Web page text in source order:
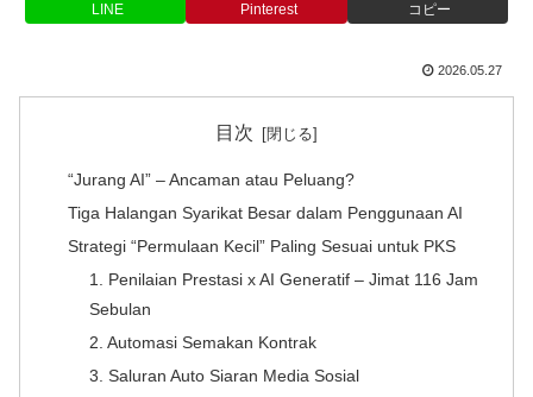
LINE Pinterest コピー
2026.05.27
目次
“Jurang AI” – Ancaman atau Peluang?
Tiga Halangan Syarikat Besar dalam Penggunaan AI
Strategi “Permulaan Kecil” Paling Sesuai untuk PKS
1. Penilaian Prestasi x AI Generatif – Jimat 116 Jam
Sebulan
2. Automasi Semakan Kontrak
3. Saluran Auto Siaran Media Sosial